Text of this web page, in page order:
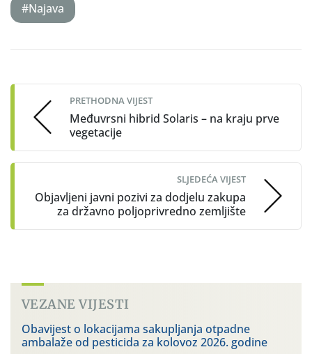
#Najava
navigation
PRETHODNA VIJEST
Međuvrsni hibrid Solaris – na kraju prve
vegetacije
SLJEDEĆA VIJEST
Objavljeni javni pozivi za dodjelu zakupa
za državno poljoprivredno zemljište
VEZANE VIJESTI
Obavijest o lokacijama sakupljanja otpadne
ambalaže od pesticida za kolovoz 2026. godine